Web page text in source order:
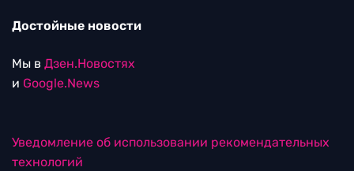
Достойные новости
Мы в Дзен.Новостях
и Google.News
Уведомление об использовании рекомендательных
технологий